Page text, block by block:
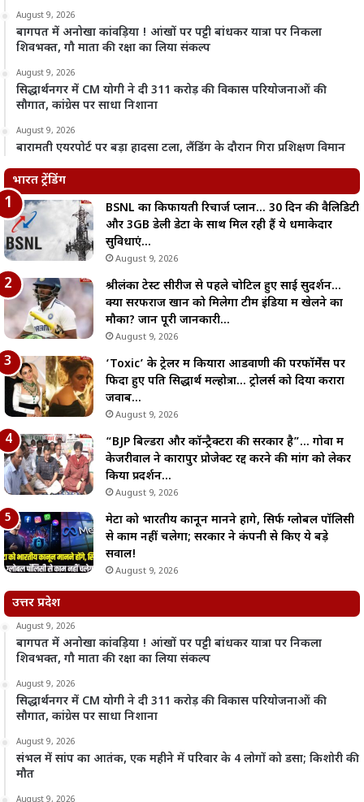
August 9, 2026
बागपत में अनोखा कांवड़िया ! आंखों पर पट्टी बांधकर यात्रा पर निकला
शिवभक्त, गौ माता की रक्षा का लिया संकल्प
August 9, 2026
सिद्धार्थनगर में CM योगी ने दी 311 करोड़ की विकास परियोजनाओं की
सौगात, कांग्रेस पर साधा निशाना
August 9, 2026
बारामती एयरपोर्ट पर बड़ा हादसा टला, लैंडिंग के दौरान गिरा प्रशिक्षण विमान
भारत ट्रेंडिंग
BSNL का किफायती रिचार्ज प्लान… 30 दिन की वैलिडिटी
और 3GB डेली डेटा के साथ मिल रही हैं ये धमाकेदार
सुविधाएं…
August 9, 2026
श्रीलंका टेस्ट सीरीज से पहले चोटिल हुए साई सुदर्शन…
क्या सरफराज खान को मिलेगा टीम इंडिया में खेलने का
मौका? जानें पूरी जानकारी…
August 9, 2026
‘Toxic’ के ट्रेलर में कियारा आडवाणी की परफॉर्मेंस पर
फिदा हुए पति सिद्धार्थ मल्होत्रा… ट्रोलर्स को दिया करारा
जवाब…
August 9, 2026
“BJP बिल्डरों और कॉन्ट्रैक्टरों की सरकार है”… गोवा में
केजरीवाल ने कारापुर प्रोजेक्ट रद्द करने की मांग को लेकर
किया प्रदर्शन…
August 9, 2026
मेटा को भारतीय कानून मानने होंगे, सिर्फ ग्लोबल पॉलिसी
से काम नहीं चलेगा; सरकार ने कंपनी से किए ये बड़े
सवाल!
August 9, 2026
उत्तर प्रदेश
August 9, 2026
बागपत में अनोखा कांवड़िया ! आंखों पर पट्टी बांधकर यात्रा पर निकला
शिवभक्त, गौ माता की रक्षा का लिया संकल्प
August 9, 2026
सिद्धार्थनगर में CM योगी ने दी 311 करोड़ की विकास परियोजनाओं की
सौगात, कांग्रेस पर साधा निशाना
August 9, 2026
संभल में सांप का आतंक, एक महीने में परिवार के 4 लोगों को डसा; किशोरी की
मौत